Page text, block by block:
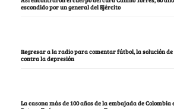
escondido por un general del Ejército
Regresar a la radio para comentar fútbol, la solución
contra la depresión
La casona más de 100 años de la embajada de Colombia